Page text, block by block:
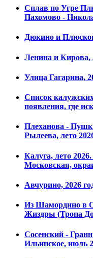
Сплав по Угре
Пахомово -
Дюкино и
Ленина и Кирова,
Улица Гагарина,
Список
появления, где
Плеханова -
Рылеева, лето
Калуга, лето
Московская,
Авчурино, 2026
Из Шамордино в
Жиздры (Тропа
Сосенский -
Ильинское, июль